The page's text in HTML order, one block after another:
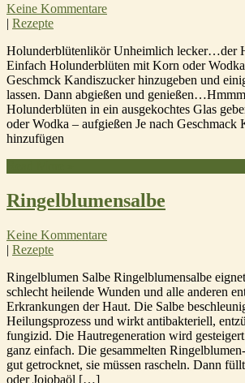
Keine Kommentare
| Rezepte
Holunderblütenlikör Unheimlich lecker…der
Einfach Holunderblüten mit Korn oder
Geschmck Kandiszucker hinzugeben und
lassen. Dann abgießen und
Holunderblüten in ein ausgekochtes Glas
oder Wodka – aufgießen Je nach Geschmack
hinzufügen
Ringelblumensalbe
Keine Kommentare
| Rezepte
Ringelblumen Salbe Ringelblumensalbe
schlecht heilende Wunden und alle anderen
Erkrankungen der Haut. Die Salbe
Heilungsprozess und wirkt antibakteriell,
fungizid. Die Hautregeneration wird
ganz einfach. Die gesammelten
gut getrocknet, sie müssen rascheln. Dann
oder Jojobaöl […]